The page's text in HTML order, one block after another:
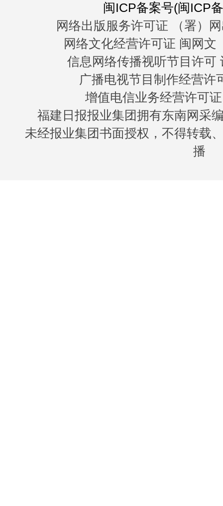
闽ICP备案号(闽ICP
网络出版服务许可证 （署）
网络文化经营许可证 闽网文
信息网络传播视听节目许可
广播电视节目制作经营许
增值电信业务经营许可
福建日报报业集团拥有东南网采
未经报业集团书面授权，不得转载
播